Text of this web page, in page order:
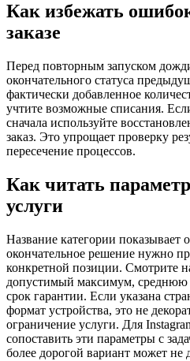
Как избежать
заказе
Перед повторным запуском
окончательного статуса
фактически добавленное
учтите возможные списания.
сначала используйте
заказ. Это упрощает проверку
пересечение процессов.
Как читать
услуги
Название категории показывает
окончательное решение нужно
конкретной позиции. Смотрите
допустимый максимум, среднюю
срок гарантии. Если указана
формат устройства, это не
ограничение услуги. Для
сопоставить эти параметры с
более дорогой вариант может